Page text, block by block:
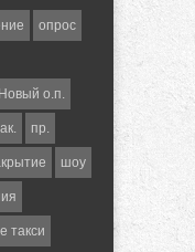
опрос
Новый о.п.
пр.
шоу
такси